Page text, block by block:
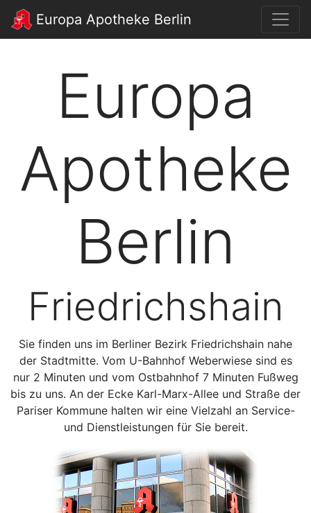
Europa Apotheke Berlin
Europa
Apotheke
Berlin
Friedrichshain
Sie finden uns im Berliner Bezirk Friedrichshain nahe
der Stadtmitte. Vom U-Bahnhof Weberwiese sind es
nur 2 Minuten und vom Ostbahnhof 7 Minuten Fußweg
bis zu uns. An der Ecke Karl-Marx-Allee und Straße der
Pariser Kommune halten wir eine Vielzahl an Service-
und Dienstleistungen für Sie bereit.